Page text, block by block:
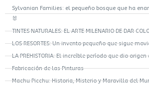
Sylvanian Families: el pequeño bosque que ha
🐰
TINTES NATURALES: EL ARTE MILENARIO DE DAR
LOS RESORTES: Un invento pequeño que sigue
LA PREHISTORIA: El increíble período que dio
Fabricación de las Pinturas
Machu Picchu: Historia, Misterio y Maravilla del